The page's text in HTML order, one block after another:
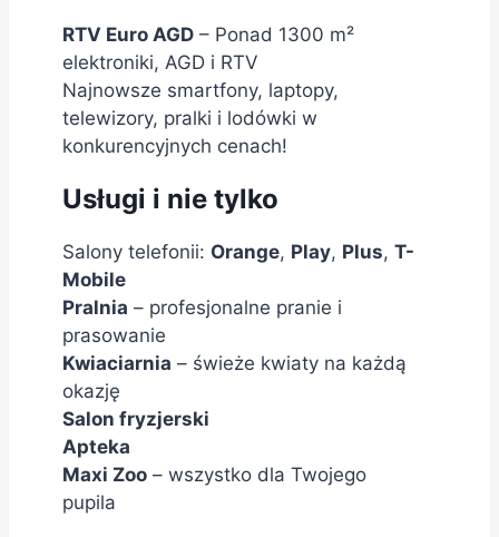
RTV Euro AGD – Ponad 1300 m²
elektroniki, AGD i RTV
Najnowsze smartfony, laptopy,
telewizory, pralki i lodówki w
konkurencyjnych cenach!
Usługi i nie tylko
Salony telefonii: Orange, Play, Plus, T-
Mobile
Pralnia – profesjonalne pranie i
prasowanie
Kwiaciarnia – świeże kwiaty na każdą
okazję
Salon fryzjerski
Apteka
Maxi Zoo – wszystko dla Twojego
pupila